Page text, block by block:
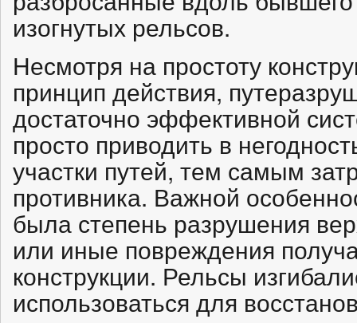
изогнутых рельсов.
Несмотря на простоту
принцип действия,
достаточно эффективной
просто приводить в
участки путей, тем самым
противника. Важной
была степень разрушения
или иные повреждения
конструкции. Рельсы
использоваться для